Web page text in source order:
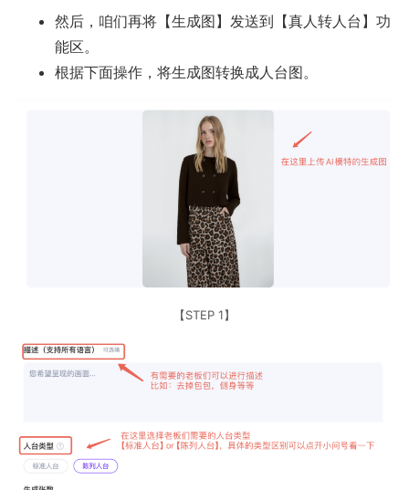
然后，咱们再将【生成图】发送到【真人转人台】功
能区。
根据下面操作，将生成图转换成人台图。
【STEP 1】